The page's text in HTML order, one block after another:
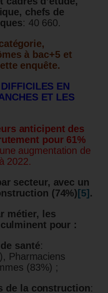
chefs de
: 40 660.
à bac+5 et
enquête.
EN
ET LES
anticipent des
pour 61%
augmentation de
2022.
secteur, avec un
(74%) [5] .
métier, les
pour :
santé:
Pharmaciens
(83%) ;
de la construction: